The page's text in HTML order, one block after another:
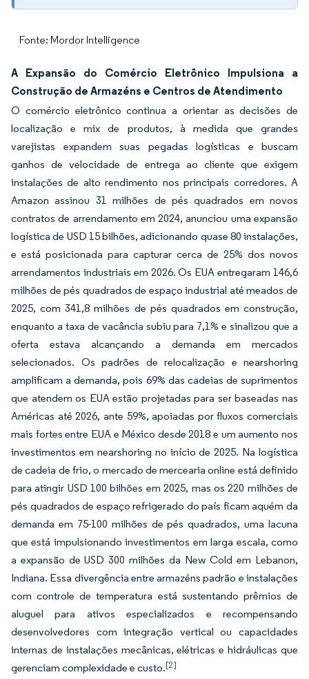
Fonte: Mordor Intelligence
A Expansão do Comércio Eletrônico Impulsiona a
Construção de Armazéns e Centros de Atendimento
O comércio eletrônico continua a orientar as decisões de
localização e mix de produtos, à medida que grandes
varejistas expandem suas pegadas logísticas e buscam
ganhos de velocidade de entrega ao cliente que exigem
instalações de alto rendimento nos principais corredores. A
Amazon assinou 31 milhões de pés quadrados em novos
contratos de arrendamento em 2024, anunciou uma expansão
logística de USD 15 bilhões, adicionando quase 80 instalações,
e está posicionada para capturar cerca de 25% dos novos
arrendamentos industriais em 2026. Os EUA entregaram 146,6
milhões de pés quadrados de espaço industrial até meados de
2025, com 341,8 milhões de pés quadrados em construção,
enquanto a taxa de vacância subiu para 7,1% e sinalizou que a
oferta estava alcançando a demanda em mercados
selecionados. Os padrões de relocalização e nearshoring
amplificam a demanda, pois 69% das cadeias de suprimentos
que atendem os EUA estão projetadas para ser baseadas nas
Américas até 2026, ante 59%, apoiadas por fluxos comerciais
mais fortes entre EUA e México desde 2018 e um aumento nos
investimentos em nearshoring no início de 2025. Na logística
de cadeia de frio, o mercado de mercearia online está definido
para atingir USD 100 bilhões em 2025, mas os 220 milhões de
pés quadrados de espaço refrigerado do país ficam aquém da
demanda em 75-100 milhões de pés quadrados, uma lacuna
que está impulsionando investimentos em larga escala, como
a expansão de USD 300 milhões da New Cold em Lebanon,
Indiana. Essa divergência entre armazéns padrão e instalações
com controle de temperatura está sustentando prêmios de
aluguel para ativos especializados e recompensando
desenvolvedores com integração vertical ou capacidades
internas de instalações mecânicas, elétricas e hidráulicas que
gerenciam complexidade e custo.[2]